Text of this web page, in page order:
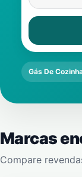
Gás De
Marcas
Compare